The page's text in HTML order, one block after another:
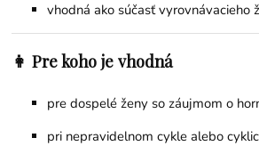
vhodná ako súčasť vyrovnávacieho
👩 Pre koho je vhodná
pre dospelé ženy so záujmom o
pri nepravidelnom cykle alebo